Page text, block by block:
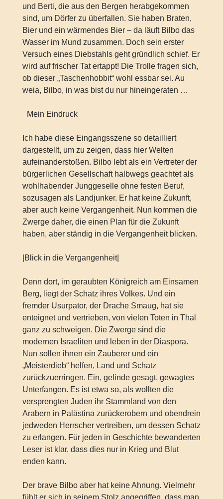
und Berti, die aus den Bergen herabgekommen
sind, um Dörfer zu überfallen. Sie haben Braten,
Bier und ein wärmendes Bier – da läuft Bilbo das
Wasser im Mund zusammen. Doch sein erster
Versuch eines Diebstahls geht gründlich schief. Er
wird auf frischer Tat ertappt! Die Trolle fragen sich,
ob dieser „Taschenhobbit“ wohl essbar sei. Au
weia, Bilbo, in was bist du nur hineingeraten …
_Mein Eindruck_
Ich habe diese Eingangsszene so detailliert
dargestellt, um zu zeigen, dass hier Welten
aufeinanderstoßen. Bilbo lebt als ein Vertreter der
bürgerlichen Gesellschaft halbwegs geachtet als
wohlhabender Junggeselle ohne festen Beruf,
sozusagen als Landjunker. Er hat keine Zukunft,
aber auch keine Vergangenheit. Nun kommen die
Zwerge daher, die einen Plan für die Zukunft
haben, aber ständig in die Vergangenheit blicken.
|Blick in die Vergangenheit|
Denn dort, im geraubten Königreich am Einsamen
Berg, liegt der Schatz ihres Volkes. Und ein
fremder Usurpator, der Drache Smaug, hat sie
enteignet und vertrieben, von vielen Toten in Thal
ganz zu schweigen. Die Zwerge sind die
modernen Israeliten und leben in der Diaspora.
Nun sollen ihnen ein Zauberer und ein
„Meisterdieb“ helfen, Land und Schatz
zurückzuerringen. Ein, gelinde gesagt, gewagtes
Unterfangen. Es ist etwa so, als wollten die
versprengten Juden ihr Stammland von den
Arabern in Palästina zurückerobern und obendrein
jedweden Herrscher vertreiben, um dessen Schatz
zu erlangen. Für jeden in Geschichte bewanderten
Leser ist klar, dass dies nur in Krieg und Blut
enden kann.
Der brave Bilbo aber hat keine Ahnung. Vielmehr
fühlt er sich in seinem Stolz angegriffen, dass man